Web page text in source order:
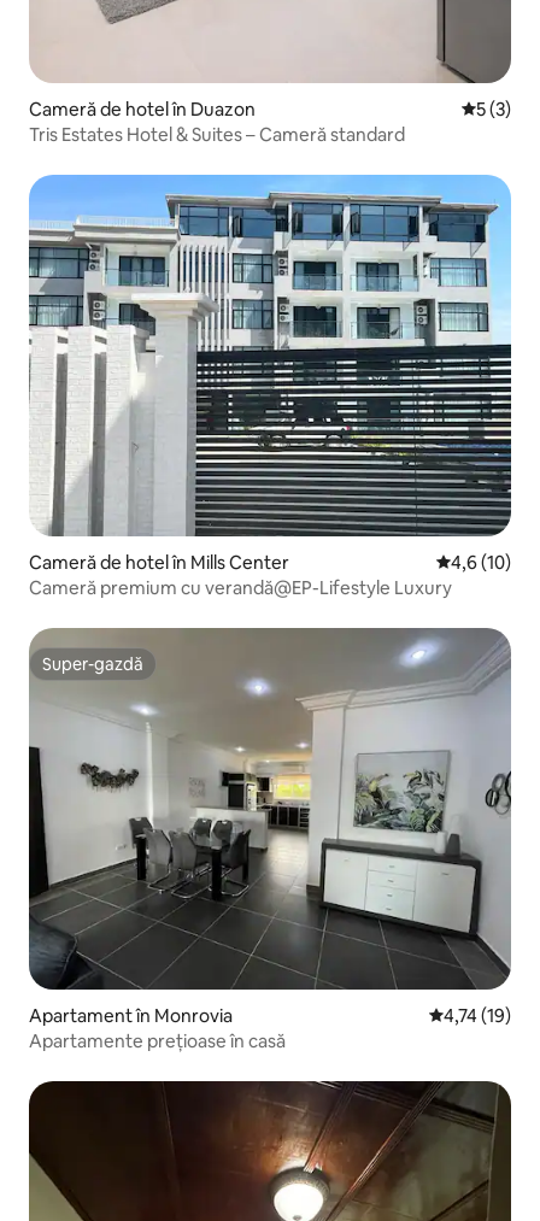
Cameră de hotel în Duazon Scor
5 (3)
Tris Estates Hotel & Suites – Cameră standard
Cameră de hotel în Mills Center Scor mediu
4,6 (10)
Cameră premium cu verandă@EP-Lifestyle Luxury
Super-gazdă
Super-gazdă
Apartament în Monrovia Scor mediu
4,74 (19)
Apartamente prețioase în casă